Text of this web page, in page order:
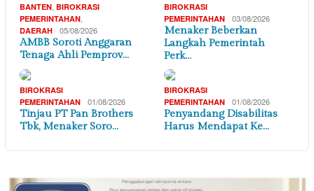
BANTEN, BIROKRASI
PEMERINTAHAN,
DAERAH 05/08/2026
AMBB Soroti Anggaran
Tenaga Ahli Pemprov…
BIROKRASI
PEMERINTAHAN
03/08/2026
Menaker Beberkan
Langkah Pemerintah
Perk…
BIROKRASI
PEMERINTAHAN
01/08/2026
Tinjau PT Pan Brothers
Tbk, Menaker Soro…
BIROKRASI
PEMERINTAHAN
01/08/2026
Penyandang Disabilitas
Harus Mendapat Ke…